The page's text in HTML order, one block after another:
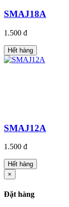
SMAJ18A
1.500 đ
Hết hàng
SMAJ12A
1.500 đ
Hết hàng
×
Đặt hàng